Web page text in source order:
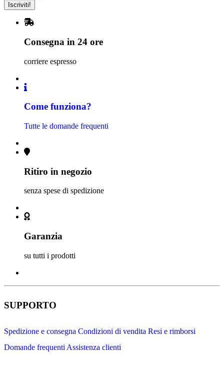
Consegna in 24 ore
corriere espresso
Come funziona?
Tutte le domande frequenti
Ritiro in negozio
senza spese di spedizione
Garanzia
su tutti i prodotti
SUPPORTO
Spedizione e consegna Condizioni di vendita Resi e rimborsi
Domande frequenti Assistenza clienti